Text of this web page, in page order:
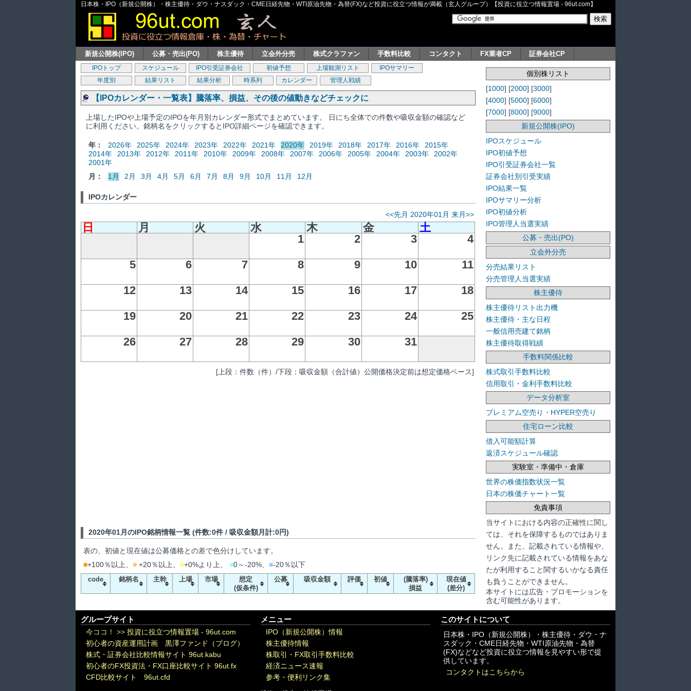
日本株・IPO（新規公開株）・株主優待・ダウ・ナスダック・CME日経先物・WTI原油先物・為替(FX)など投資に役立つ情報が満載（玄人グループ）【投資に役立つ情報置場 - 96ut.com】
新規公開株(IPO) 公募・売出(PO) 株主優待 立会外分売 株式クラファン 手数料比較 コンタクト FX業者CP 証券会社CP
IPOトップ スケジュール IPO引受証券会社 初値予想 上場観測リスト
IPOサマリー
年度別
結果リスト 結果分析 時系列 カレンダー 管理人戦績
【IPOカレンダー・一覧表】騰落率、損益、その後の値動きなどチェックに
上場したIPOや上場予定のIPOを年月別カレンダー形式でまとめています。 日にち全体での件数や吸収金額の確認など
に利用ください。銘柄名をクリックするとIPO詳細ページを確認できます。
年： 2026年 2025年 2024年 2023年 2022年 2021年 2020年 2019年 2018年 2017年 2016年
2015年
2014年
2013年 2012年 2011年 2010年 2009年 2008年 2007年 2006年 2005年 2004年 2003年
2002年
2001年
月：
1月 2月 3月 4月 5月 6月 7月 8月 9月 10月 11月 12月
IPOカレンダー
<<先月 2020年01月 来月>>
日 月 火 水 木 金
土
1
2 3
4
5
6 7 8 9 10
11
12
13 14 15 16 17
18
19
20 21 22 23 24
25
26
27 28 29 30 31
[上段：件数（件）/下段：吸収金額（合計値）公開価格決定前は想定価格ベース]
2020年01月のIPO銘柄情報一覧 (件数:0件 / 吸収金額月計:0円)
表の、初値と現在値は公募価格との差で色分けしています。
■+100％以上、 ■ +20％以上、 ■+0%より上、 ■0～-20%、 ■-20％以下
code 銘柄名 主幹 上場 市場
想定
(仮条件)
公募 吸収金額 評価 初値
(騰落率)
損益
現在値
(差分)
個別株リスト
[1000] [2000] [3000]
[4000] [5000] [6000]
[7000] [8000] [9000]
新規公開株(IPO)
IPOスケジュール
IPO初値予想
IPO引受証券会社一覧
証券会社別引受実績
IPO結果一覧
IPOサマリー分析
IPO初値分析
IPO管理人当選実績
公募・売出(PO)
立会外分売
分売結果リスト
分売管理人当選実績
株主優待
株主優待リスト出力機
株主優待・主な日程
一般信用売建て銘柄
株主優待取得戦績
手数料関係比較
株式取引手数料比較
信用取引・金利手数料比較
データ分析室
プレミアム空売り・HYPER空売り
住宅ローン比較
借入可能額計算
返済スケジュール確認
実験室・準備中・倉庫
世界の株価指数状況一覧
日本の株価チャート一覧
免責事項
当サイトにおける内容の正確性に関し
ては、それを保障するものではありま
せん。また、記載されている情報や、
リンク先に記載されている情報をあな
たが利用すること関するいかなる責任
も負うことができません。
本サイトには広告・プロモーションを
含む可能性があります。
グループサイト
今ココ！ >> 投資に役立つ情報置場 - 96ut.com
初心者の資産運用計画 黒澤ファンド（ブログ）
株式・証券会社比較情報サイト 96ut.kabu
初心者のFX投資法・FX口座比較サイト 96ut.fx
CFD比較サイト 96ut.cfd
メニュー
IPO（新規公開株）情報
株主優待情報
株取引・FX取引手数料比較
経済ニュース速報
参考・便利リンク集
このサイトについて
日本株・IPO（新規公開株）・株主優待・ダウ・ナ
スダック・CME日経先物・WTI原油先物・為替
(FX)などなど投資に役立つ情報を見やすい形で提
供しています。
コンタクトはこちらから